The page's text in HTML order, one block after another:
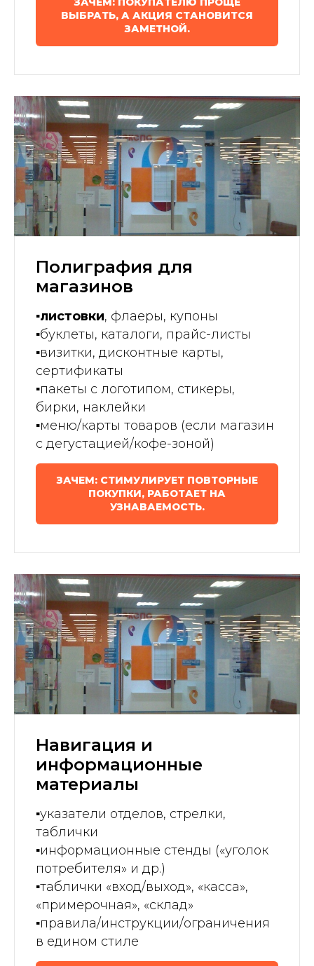
ВЫБРАТЬ, А АКЦИЯ СТАНОВИТСЯ
ЗАМЕТНОЙ.
Полиграфия для
магазинов
▪️листовки, флаеры, купоны
▪️буклеты, каталоги, прайс-листы
▪️визитки, дисконтные карты,
сертификаты
▪️пакеты с логотипом, стикеры,
бирки, наклейки
▪️меню/карты товаров (если магазин
с дегустацией/кофе-зоной)
ЗАЧЕМ: СТИМУЛИРУЕТ ПОВТОРНЫЕ
ПОКУПКИ, РАБОТАЕТ НА
УЗНАВАЕМОСТЬ.
Навигация и
информационные
материалы
▪️указатели отделов, стрелки,
таблички
▪️информационные стенды («уголок
потребителя» и др.)
▪️таблички «вход/выход», «касса»,
«примерочная», «склад»
▪️правила/инструкции/ограничения
в едином стиле